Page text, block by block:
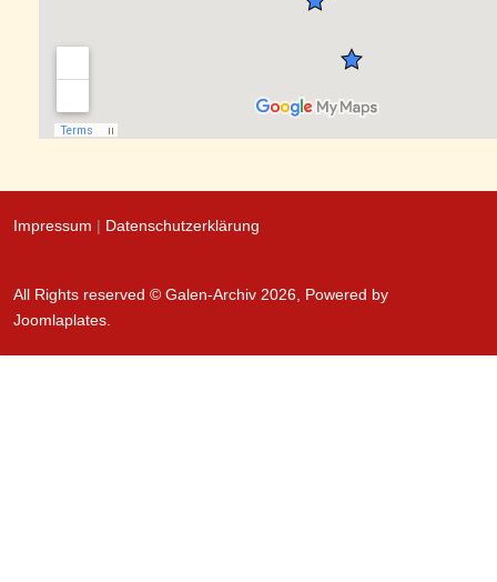
Impressum | Datenschutzerklärung
All Rights reserved © Galen-Archiv 2026, Powered by
Joomlaplates